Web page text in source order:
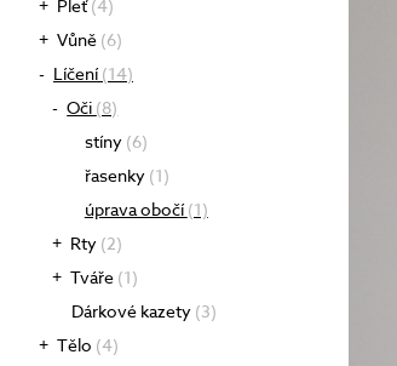
TĚLO
DOPLŇKY
Pleť(4)
Vůně (6)
Líčení(14)
Oči (8)
stíny (6)
řasenky (1)
úprava obočí(1)
Rty (2)
Tváře (1)
Dárkové kazety (3)
Tělo (4)